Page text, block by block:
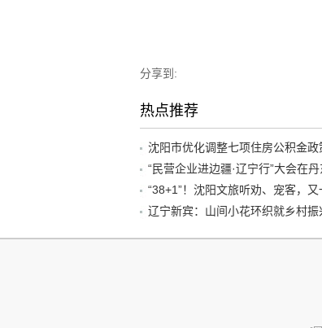
分享到:
热点推荐
沈阳市优化调整七项住房公积金政
“民营企业进边疆·辽宁行”大会在
辽宁新宾：山间小花环织就乡村振